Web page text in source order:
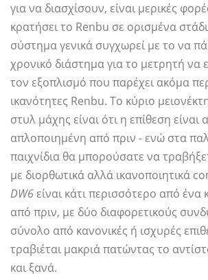
για να διασχίσουν, είναι μερικές
κρατήσει το Renbu σε ορισμένα
σύστημα γενικά συγχωρεί με το να
χρονικό διάστημα για το μετρητή να
τον εξοπλισμό που παρέχει ακόμα
ικανότητες Renbu. Το κύριο
στυλ μάχης είναι ότι η επίθεση είναι
απλοποιημένη από πριν - ενώ στα
παιχνίδια θα μπορούσατε να
με διορθωτικά αλλά ικανοποιητικά
DW6είναι κάτι περισσότερο από
από πριν, με δύο διαφορετικούς
σύνολο από κανονικές ή ισχυρές
τραβιέται μακριά πατώντας το
και ξανά.